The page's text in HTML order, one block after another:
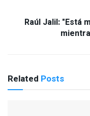
Raúl Jalil: "Está
Related Posts